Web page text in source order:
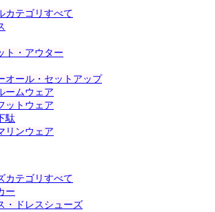
カテゴリすべて
ト・アウター
オール・セットアップ
ームウェア
ットウェア
駄
リンウェア
カテゴリすべて
ー
・ドレスシューズ